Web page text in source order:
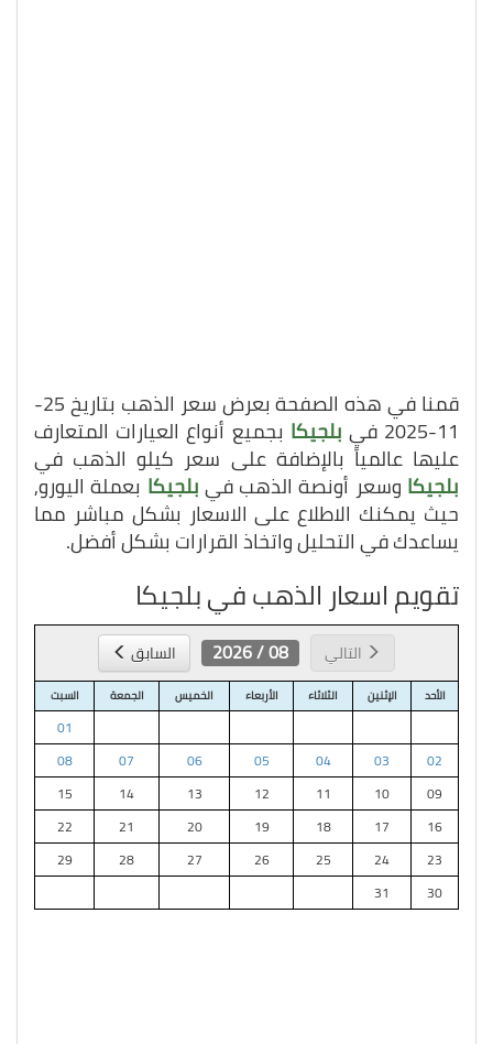
قمنا في هذه الصفحة بعرض سعر الذهب بتاريخ 25-
11-2025 في بلجيكا بجميع أنواع العيارات المتعارف
عليها عالمياً بالإضافة على سعر كيلو الذهب في
بلجيكا وسعر أونصة الذهب فيبلجيكا بعملة اليورو,
حيث يمكنك الاطلاع على الاسعار بشكل مباشر مما
يساعدك في التحليل واتخاذ القرارات بشكل أفضل.
تقويم اسعار الذهب في بلجيكا
التالي 08 / 2026 السابق
الأحد الإثنين الثلاثاء الأربعاء الخميس الجمعة السبت
01
02
03
04
05
06
07
08
09
10
11
12
13
14
15
16
17
18
19
20
21
22
23
24
25
26
27
28
29
30
31